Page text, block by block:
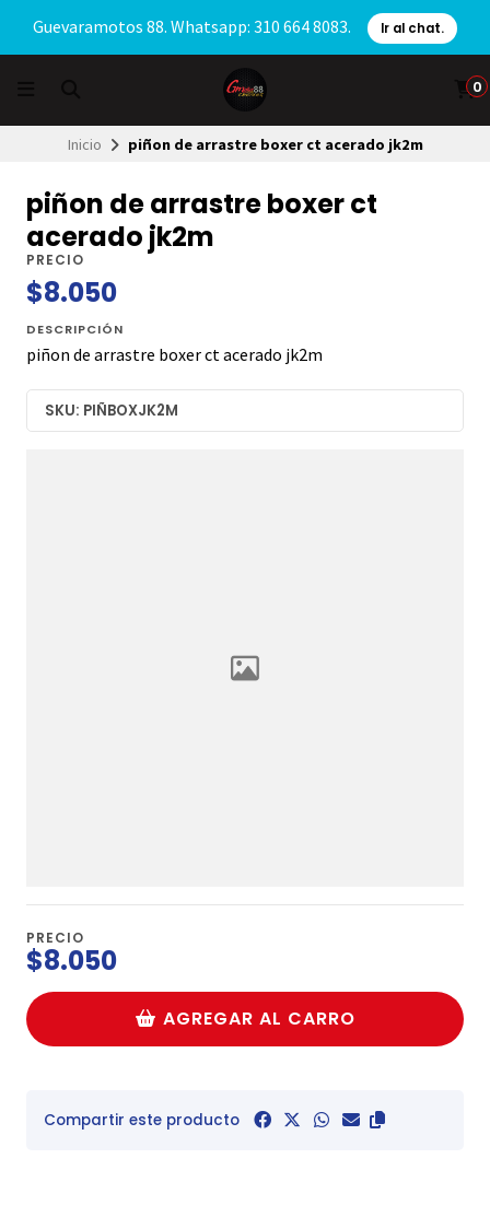
Guevaramotos 88. Whatsapp: 310 664 8083. Ir al chat.
0
Inicio piñon de arrastre boxer ct acerado jk2m
piñon de arrastre boxer ct
acerado jk2m
PRECIO
$8.050
DESCRIPCIÓN
piñon de arrastre boxer ct acerado jk2m
SKU: PIÑBOXJK2M
PRECIO
$8.050
AGREGAR AL CARRO
Compartir este producto